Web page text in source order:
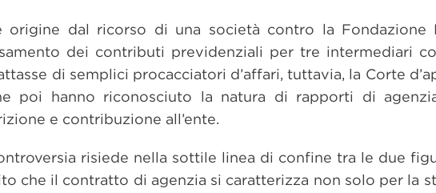
origine dal ricorso di una società contro la Fondazione
dei contributi previdenziali per tre intermediari
di semplici procacciatori d’affari, tuttavia, la Corte
poi hanno riconosciuto la natura di rapporti di
e contribuzione all’ente.
risiede nella sottile linea di confine tra le due
che il contratto di agenzia si caratterizza non solo per la